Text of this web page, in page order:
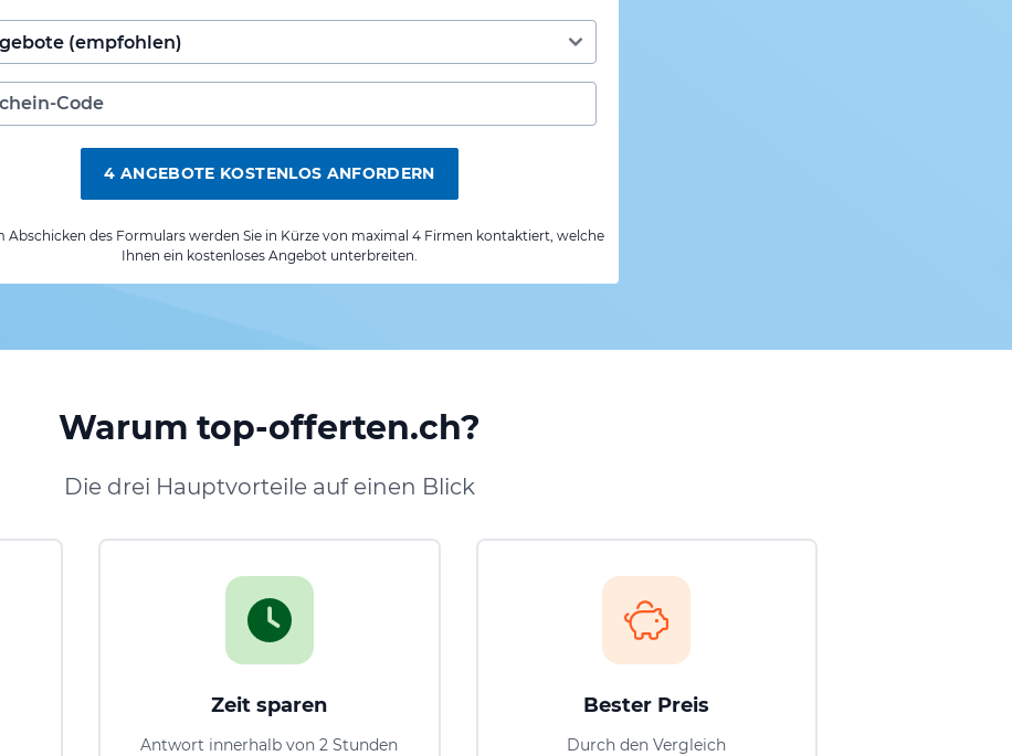
4 ANGEBOTE KOSTENLOS ANFORDERN
Abschicken des Formulars werden Sie in Kürze von maximal 4 Firmen kontaktiert, welche
Ihnen ein kostenloses Angebot unterbreiten.
Warum top-offerten.ch?
Die drei Hauptvorteile auf einen Blick
Zeit sparen
Antwort innerhalb von 2 Stunden
Bester Preis
Durch den Vergleich